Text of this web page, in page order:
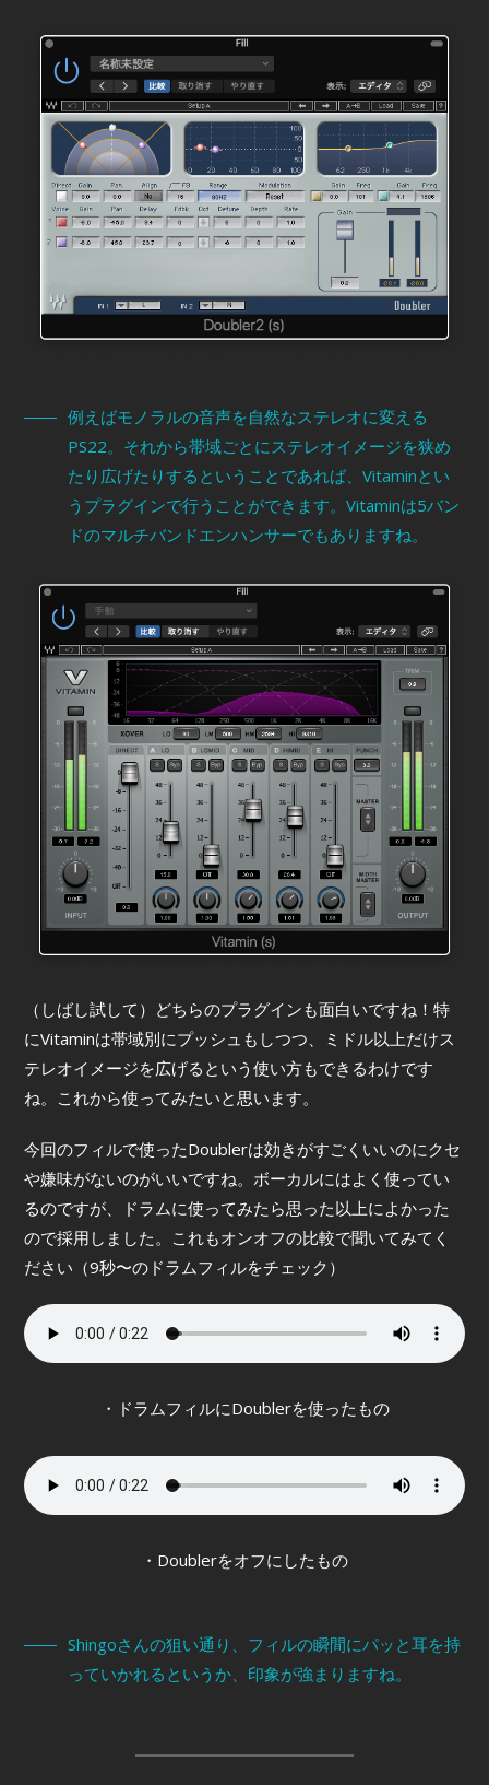
例えばモノラルの音声を自然なステレオに変える
PS22。それから帯域ごとにステレオイメージを狭め
たり広げたりするということであれば、Vitaminとい
うプラグインで行うことができます。Vitaminは5バン
ドのマルチバンドエンハンサーでもありますね。
（しばし試して）どちらのプラグインも面白いですね！特
にVitaminは帯域別にプッシュもしつつ、ミドル以上だけス
テレオイメージを広げるという使い方もできるわけです
ね。これから使ってみたいと思います。
今回のフィルで使ったDoublerは効きがすごくいいのにクセ
や嫌味がないのがいいですね。ボーカルにはよく使ってい
るのですが、ドラムに使ってみたら思った以上によかった
ので採用しました。これもオンオフの比較で聞いてみてく
ださい（9秒〜のドラムフィルをチェック）
・ドラムフィルにDoublerを使ったもの
・Doublerをオフにしたもの
Shingoさんの狙い通り、フィルの瞬間にパッと耳を持
っていかれるというか、印象が強まりますね。